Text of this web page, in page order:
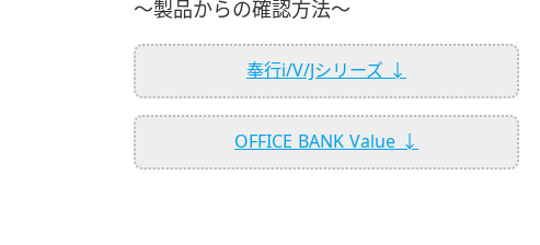
～製品からの確認方法～
奉行i/V/Jシリーズ ↓
OFFICE BANK Value ↓